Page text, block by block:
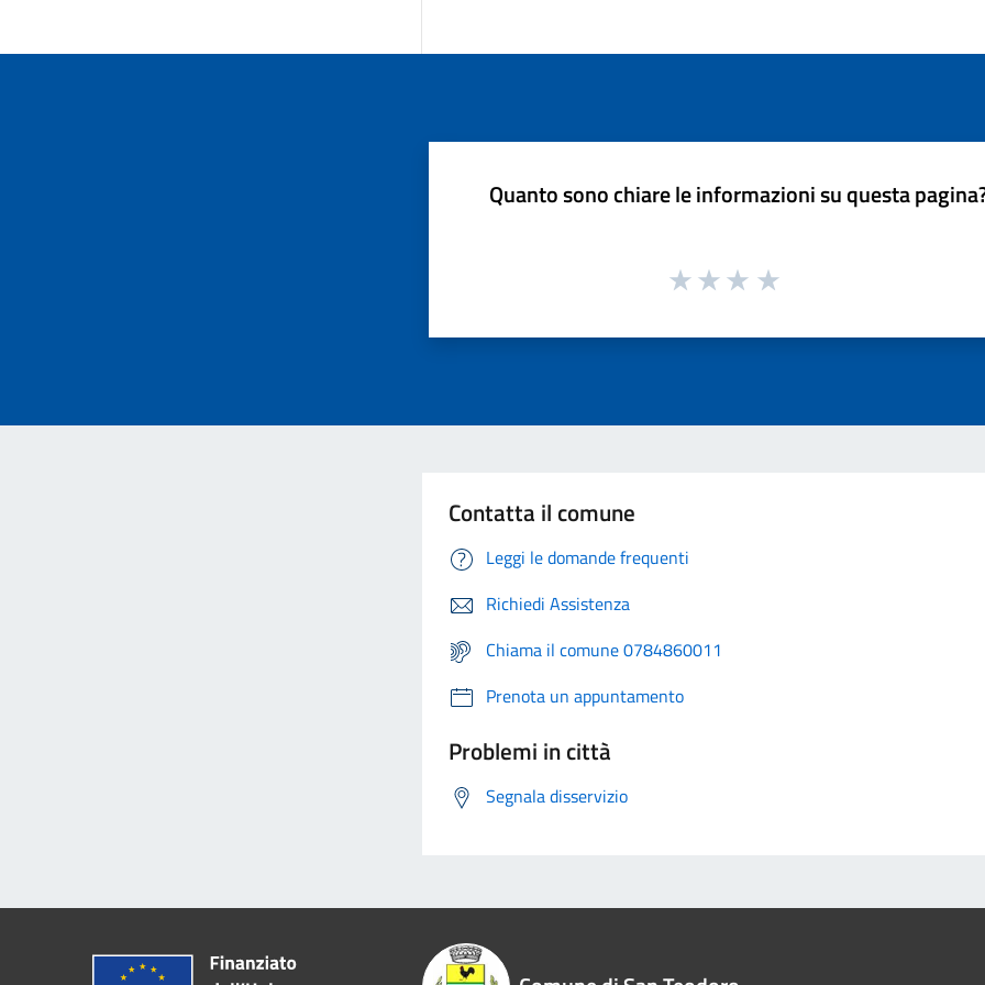
Quanto sono chiare le informazioni su questa
Contatta il comune
Leggi le domande frequenti
Richiedi Assistenza
Chiama il comune 0784860011
Prenota un appuntamento
Problemi in città
Segnala disservizio